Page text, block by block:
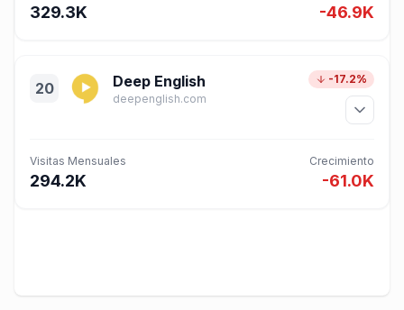
329.3K -46.9K
20 Deep English
deepenglish.com
-17.2%
Visitas Mensuales
294.2K
Crecimiento
-61.0K